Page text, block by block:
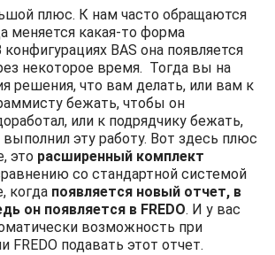
плюс. К нам часто обращаются
меняется какая-то форма
BAS она появляется
некоторое время. Тогда вы на
решения, что вам делать, или вам к
бежать, чтобы он
или к подрядчику бежать,
эту работу. Вот здесь плюс
это расширенный комплект
со стандартной системой
когда появляется новый отчет, в
он появляется в FREDO. И у вас
возможность при
FREDO подавать этот отчет.